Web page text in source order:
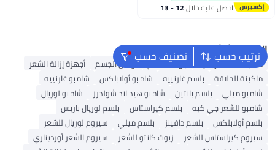
احصل عليه خلال 12 - 13
ترتيب حسب تصنيف حسب البحث الشائع
ماكينة حلاقة رجالية جل استحمام لوشن الجسم
أجهزة إزالة الشعر
ماكينة الحلاقة
بلسم غارنييه شامبو أولابلكس
شامبو غارنييه
شامبو ميلي
بلسم بانتين شامبو هيد اند شولدرز
شامبو لوريال
شامبو للشعر جي كيه
بلسم كيراستاس
بلسم لوريال باريس
بلسم أولابلكس
بلسم دافينز بلسم ميلي
سيروم لوريال للشعر
سيروم كيراستاس للشعر
زيوت كانتو للشعر
سيروم الشعر أورديناري